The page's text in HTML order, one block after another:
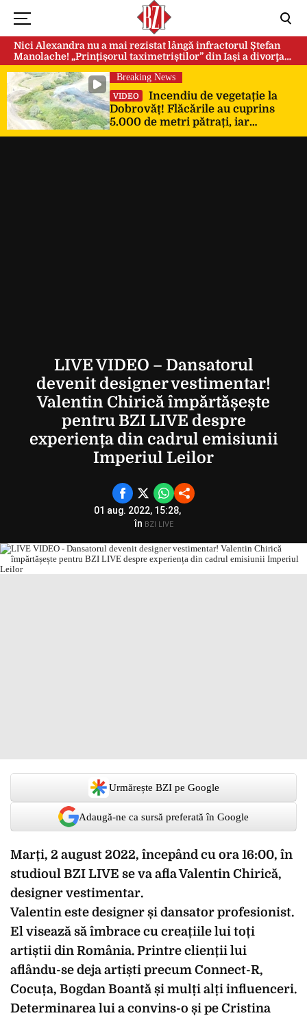
Nici Alexandra nu a mai rezistat lângă infractorul Ștefan
Manolache! „Prințișorul taximetriștilor” din Iași a divorţat
după doi ani de căsnicie
Breaking News
VIDEO
Incendiu de vegetație la
Dobrovăț! Flăcările au cuprins
5.000 de metri pătrați, iar
pompierii au intervenit de urgență
LIVE VIDEO – Dansatorul
devenit designer vestimentar!
Valentin Chirică împărtășește
pentru BZI LIVE despre
experiența din cadrul emisiunii
Imperiul Leilor
01 aug. 2022, 15:28,
în BZI LIVE
Urmărește BZI pe Google
Adaugă-ne ca sursă preferată în Google
Marți, 2 august 2022, începând cu ora 16:00, în
studioul BZI LIVE se va afla Valentin Chirică,
designer vestimentar.
Valentin este designer și dansator profesionist.
El visează să îmbrace cu creațiile lui toți
artiștii din România. Printre clienții lui
aflându-se deja artiști precum Connect-R,
Cocuța, Bogdan Boantă și mulți alți influenceri.
Determinarea lui a convins-o și pe Cristina